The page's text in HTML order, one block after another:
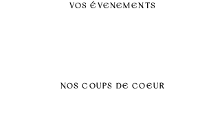
VOS ÉVENEMENTS
NOS COUPS DE COEUR